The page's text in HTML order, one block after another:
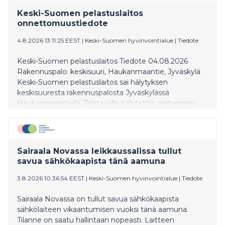
Keski-Suomen pelastuslaitos
onnettomuustiedote
4.8.2026 13:11:25 EEST | Keski-Suomen hyvinvointialue | Tiedote
Keski-Suomen pelastuslaitos Tiedote 04.08.2026
Rakennuspalo: keskisuuri, Haukanmaantie, Jyväskylä
Keski-Suomen pelastuslaitos sai hälytyksen
keskisuuresta rakennuspalosta Jyväskylässä
Haukanmaantiellä. Tehtävälle hälytettiin seitsemän
rasvapalo, joka saatiin sammumaan
alkusammutuksella ennen pelastuslaitoksen
varmistus. Lisätietoja: päivystävältä palomestarilta puh.
0500 542 112
Sairaala Novassa leikkaussalissa tullut
savua sähkökaapista tänä aamuna
3.8.2026 10:36:54 EEST | Keski-Suomen hyvinvointialue | Tiedote
Sairaala Novassa on tullut savua sähkökaapista
sähkölaiteen vikaantumisen vuoksi tänä aamuna.
Tilanne on saatu hallintaan nopeasti. Laitteen